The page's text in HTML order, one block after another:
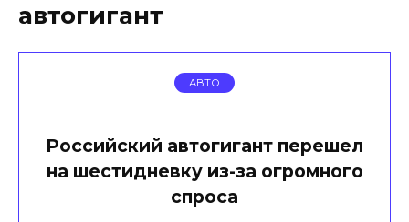
автогигант
АВТО
Российский автогигант перешел
на шестидневку из-за огромного
спроса